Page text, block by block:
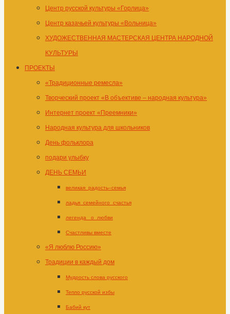
Центр русской культуры «Горлица»
Центр казачьей культуры «Вольница»
ХУДОЖЕСТВЕННАЯ МАСТЕРСКАЯ ЦЕНТРА НАРОДНОЙ
КУЛЬТУРЫ
ПРОЕКТЫ
«Традиционные ремесла»
Творческий проект «В объективе – народная культура»
Интернет проект «Преемники»
Народная культура для школьников
День фольклора
подари улыбку
ДЕНЬ СЕМЬИ
великая_радость–семья
ладья_семейного_счастья
легенда _о_любви
Счастливы вместе
«Я люблю Россию»
Традиции в каждый дом
Мудрость слова русского
Тепло русской избы
Бабий кут